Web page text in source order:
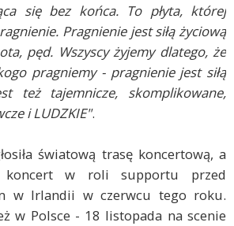
się bez końca. To płyta, której
Pragnienie jest siłą życiową
pęd. Wszyscy żyjemy dlatego, że
pragniemy - pragnienie jest siłą
też tajemnicze, skomplikowane,
i LUDZKIE".
światową trasę koncertową, a
koncert w roli supportu przed
w Irlandii w czerwcu tego roku.
w Polsce - 18 listopada na scenie